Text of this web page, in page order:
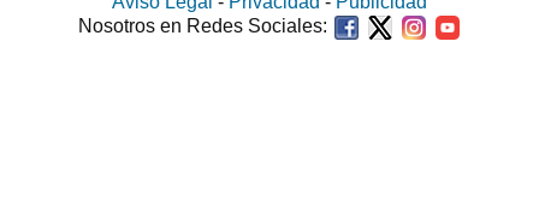
Nosotros en Redes Sociales: